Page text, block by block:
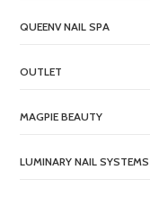
QUEENV NAIL SPA
OUTLET
MAGPIE BEAUTY
LUMINARY NAIL SYSTEMS